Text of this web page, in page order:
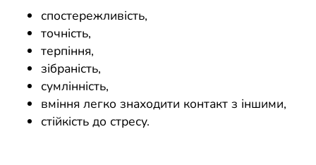
спостережливість,
точність,
терпіння,
зібраність,
сумлінність,
вміння легко знаходити контакт з іншими,
стійкість до стресу.